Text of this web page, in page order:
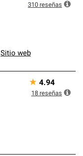
Sitio web
310 reseñas
★ 4.94
18 reseñas